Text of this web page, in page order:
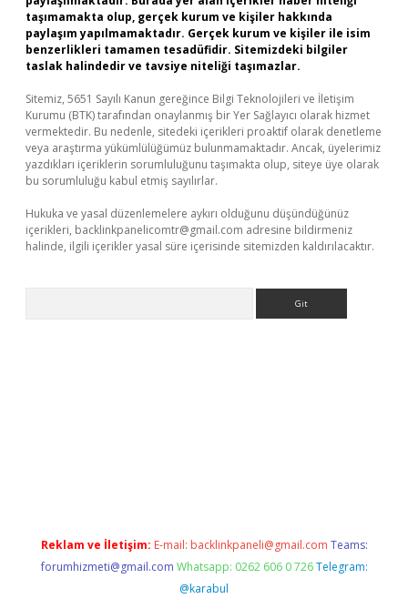
taşımamakta olup, gerçek kurum ve kişiler hakkında
paylaşım yapılmamaktadır. Gerçek kurum ve kişiler ile isim
benzerlikleri tamamen tesadüfidir. Sitemizdeki bilgiler
taslak halindedir ve tavsiye niteliği taşımazlar.
Sitemiz, 5651 Sayılı Kanun gereğince Bilgi Teknolojileri ve İletişim
Kurumu (BTK) tarafından onaylanmış bir Yer Sağlayıcı olarak hizmet
vermektedir. Bu nedenle, sitedeki içerikleri proaktif olarak denetleme
veya araştırma yükümlülüğümüz bulunmamaktadır. Ancak, üyelerimiz
yazdıkları içeriklerin sorumluluğunu taşımakta olup, siteye üye olarak
bu sorumluluğu kabul etmiş sayılırlar.
Hukuka ve yasal düzenlemelere aykırı olduğunu düşündüğünüz
içerikleri, backlinkpanelicomtr@gmail.com adresine bildirmeniz
halinde, ilgili içerikler yasal süre içerisinde sitemizden kaldırılacaktır.
Reklam ve İletişim: E-mail: backlinkpaneli@gmail.com Teams:
forumhizmeti@gmail.com Whatsapp: 0262 606 0 726 Telegram:
@karabul